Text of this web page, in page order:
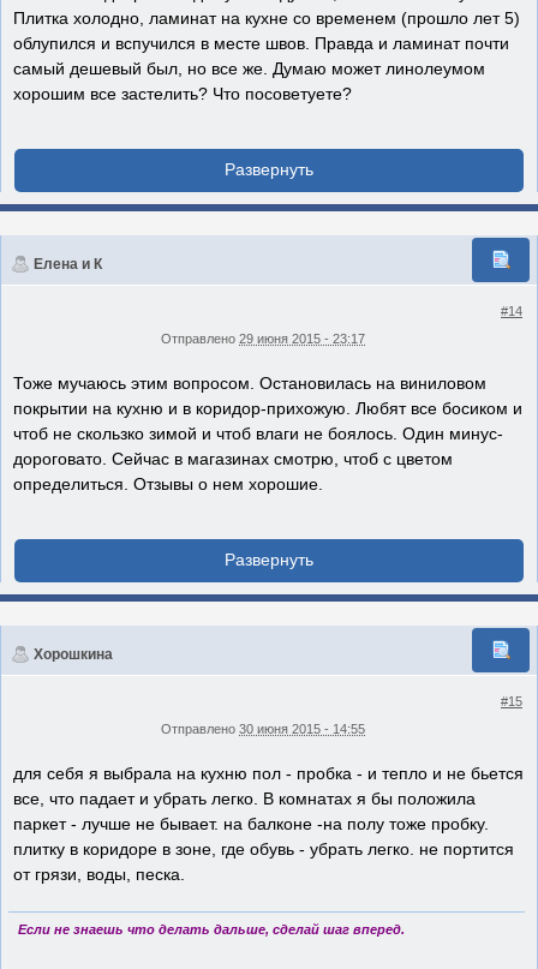
Плитка холодно, ламинат на кухне со временем (прошло лет 5)
облупился и вспучился в месте швов. Правда и ламинат почти
самый дешевый был, но все же. Думаю может линолеумом
хорошим все застелить? Что посоветуете?
Елена и К
#14
Отправлено 29 июня 2015 - 23:17
Тоже мучаюсь этим вопросом. Остановилась на виниловом
покрытии на кухню и в коридор-прихожую. Любят все босиком и
чтоб не скользко зимой и чтоб влаги не боялось. Один минус-
дороговато. Сейчас в магазинах смотрю, чтоб с цветом
определиться. Отзывы о нем хорошие.
Хорошкина
#15
Отправлено 30 июня 2015 - 14:55
для себя я выбрала на кухню пол - пробка - и тепло и не бьется
все, что падает и убрать легко. В комнатах я бы положила
паркет - лучше не бывает. на балконе -на полу тоже пробку.
плитку в коридоре в зоне, где обувь - убрать легко. не портится
от грязи, воды, песка.
Если не знаешь что делать дальше, сделай шаг вперед.